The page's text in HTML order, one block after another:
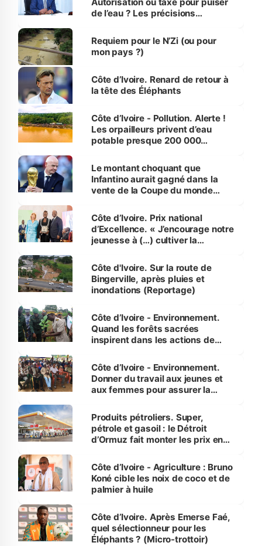
Autorisation ou taxe pour puiser
de l’eau ? Les précisions
Requiem pour le N’Zi (ou pour
mon pays ?)
Côte d’Ivoire. Renard de retour à
la tête des Éléphants
Côte d’Ivoire - Pollution. Alerte !
Les orpailleurs privent d’eau
potable presque 200 000
Le montant choquant que
Infantino aurait gagné dans la
vente de la Coupe du monde
Côte d’Ivoire. Prix national
d’Excellence. « J’encourage notre
jeunesse à (…) cultiver la
(Alassane Ouattara
Côte d'Ivoire. Sur la route de
Bingerville, après pluies et
inondations (Reportage)
Côte d’Ivoire - Environnement.
Quand les forêts sacrées
inspirent dans les actions de
Côte d’Ivoire - Environnement.
Donner du travail aux jeunes et
aux femmes pour assurer la
menacées
Produits pétroliers. Super,
pétrole et gasoil : le Détroit
d’Ormuz fait monter les prix en
Côte d’Ivoire - Agriculture : Bruno
Koné cible les noix de coco et de
palmier à huile
Côte d’Ivoire. Après Emerse Faé,
quel sélectionneur pour les
Éléphants ? (Micro-trottoir)